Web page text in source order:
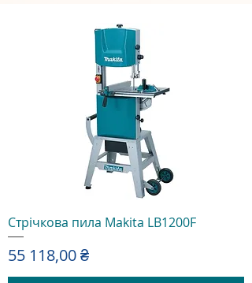
Стрічкова пила Makita LB1200F
Ціна
55 118,00 ₴